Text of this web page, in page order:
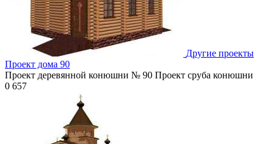
Другие проекты
Проект дома 90
Проект деревянной конюшни № 90 Проект сруба конюшни
0 657